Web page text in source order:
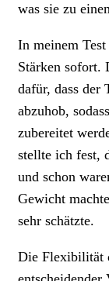
was sie zu
In meinem
Stärken sofort.
dafür, dass der
abzuhob,
zubereitet
stellte ich fest,
und schon
Gewicht
sehr schätzte.
Die Flexibilität